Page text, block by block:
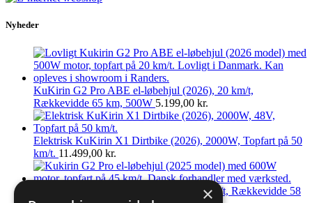
Nyheder
KuKirin G2 Pro ABE el-løbehjul (2026), 20 km/t,
Rækkevidde 65 km, 500W 5.199,00 kr.
Elektrisk KuKirin X1 Dirtbike (2026), 2000W, Topfart på 50
km/t. 11.499,00 kr.
KuKirin G2 Pro el-løbehjul (2025), 45 km/t, Rækkevidde 58
×